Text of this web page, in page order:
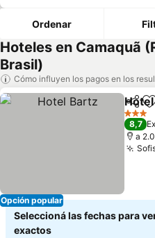
Ordenar
Hoteles en Camaquã
Brasil)
Cómo influyen los pagos en los
Opción popular
3
8,7
a
Seleccioná las fechas para
exactos